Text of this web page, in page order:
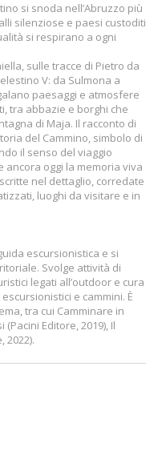
si snoda nell’Abruzzo più
silenziose e paesi custoditi
si respirano a ogni
sulle tracce di Pietro da
V: da Sulmona a
paesaggi e atmosfere
tra abbazie e borghi che
di Maja. Il racconto di
del Cammino, simbolo di
il senso del viaggio
ancora oggi la memoria viva
nel dettaglio, corredate
luoghi da visitare e in
escursionistica e si
Svolge attività di
legati all’outdoor e cura
e cammini. È
tra cui Camminare in
Editore, 2019), Il
2022).